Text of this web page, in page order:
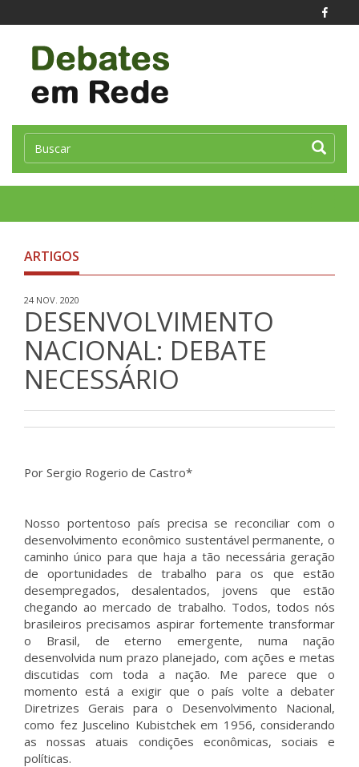
ARTIGOS
24 NOV. 2020
DESENVOLVIMENTO
NACIONAL: DEBATE
NECESSÁRIO
Por Sergio Rogerio de Castro*
Nosso portentoso país precisa se reconciliar com o
desenvolvimento econômico sustentável permanente, o
caminho único para que haja a tão necessária geração
de oportunidades de trabalho para os que estão
desempregados, desalentados, jovens que estão
chegando ao mercado de trabalho. Todos, todos nós
brasileiros precisamos aspirar fortemente transformar
o Brasil, de eterno emergente, numa nação
desenvolvida num prazo planejado, com ações e metas
discutidas com toda a nação. Me parece que o
momento está a exigir que o país volte a debater
Diretrizes Gerais para o Desenvolvimento Nacional,
como fez Juscelino Kubistchek em 1956, considerando
as nossas atuais condições econômicas, sociais e
políticas.